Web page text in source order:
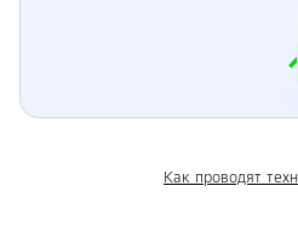
Как проводят